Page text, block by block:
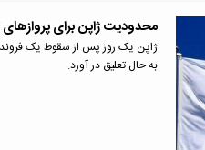
محدودیت ژاپن برای پروازهای
ژاپن یک روز پس از سقوط یک فروند
به حال تعلیق در آورد.